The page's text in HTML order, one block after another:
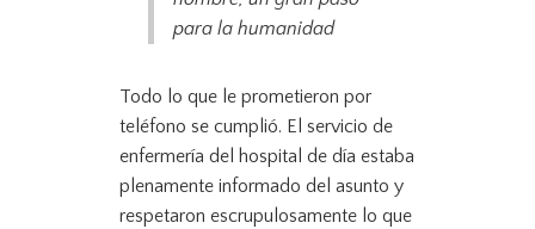
para la humanidad
Todo lo que le prometieron por
teléfono se cumplió. El servicio de
enfermería del hospital de día estaba
plenamente informado del asunto y
respetaron escrupulosamente lo que